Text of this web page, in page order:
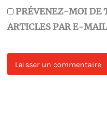
PRÉVENEZ-MOI DE
ARTICLES PAR E-